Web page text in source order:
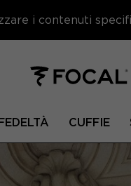
i contenuti
CUFFIE